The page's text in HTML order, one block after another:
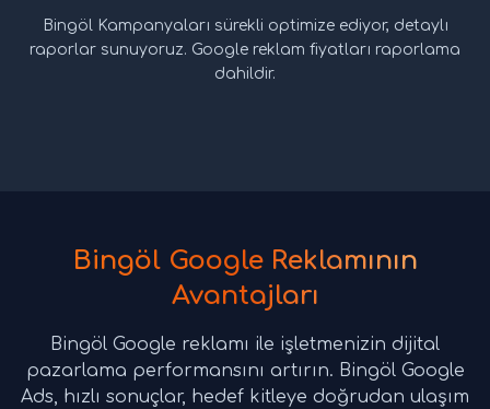
Bingöl Kampanyaları sürekli optimize ediyor, detaylı
raporlar sunuyoruz. Google reklam fiyatları raporlama
dahildir.
Bingöl Google Reklamının
Avantajları
Bingöl Google reklamı ile işletmenizin dijital
pazarlama performansını artırın. Bingöl Google
Ads, hızlı sonuçlar, hedef kitleye doğrudan ulaşım